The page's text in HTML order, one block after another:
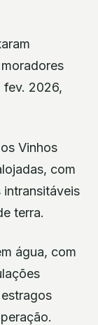
fev. 2026,
Vinhos
com
terra.
água, com